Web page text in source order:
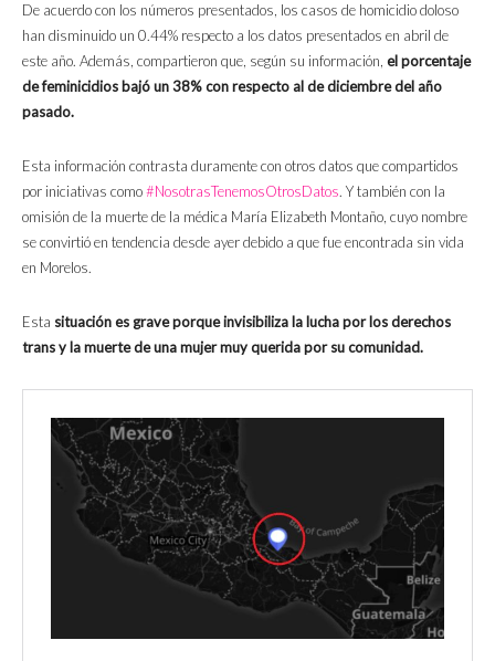
De acuerdo con los números presentados, los casos de homicidio doloso
han disminuido un 0.44% respecto a los datos presentados en abril de
este año. Además, compartieron que, según su información, el porcentaje
de feminicidios bajó un 38% con respecto al de diciembre del año
pasado.
Esta información contrasta duramente con otros datos que compartidos
por iniciativas como#NosotrasTenemosOtrosDatos. Y también con la
omisión de la muerte de la médica María Elizabeth Montaño, cuyo nombre
se convirtió en tendencia desde ayer debido a que fue encontrada sin vida
en Morelos.
Esta situación es grave porque invisibiliza la lucha por los derechos
trans y la muerte de una mujer muy querida por su comunidad.